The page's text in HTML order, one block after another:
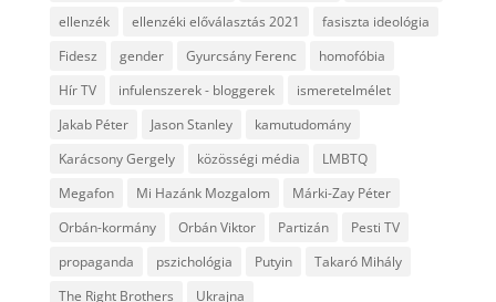
ellenzék
ellenzéki előválasztás 2021
fasiszta ideológia
Fidesz
gender Gyurcsány Ferenc
homofóbia
Hír TV
infulenszerek - bloggerek
ismeretelmélet
Jakab Péter
Jason Stanley
kamutudomány
Karácsony Gergely
közösségi média
LMBTQ
Megafon
Mi Hazánk Mozgalom
Márki-Zay Péter
Orbán-kormány
Orbán Viktor Partizán
Pesti TV
propaganda
pszichológia Putyin
Takaró Mihály
The Right Brothers
Ukrajna